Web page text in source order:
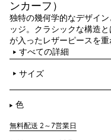
ンカーフ）
独特の幾何学的なデザイ
ッジ。クラシックな構造
が入ったレザーピースを
レインカーフスキンを採
すべての詳細
サイズ
色
無料配送 2～7営業日